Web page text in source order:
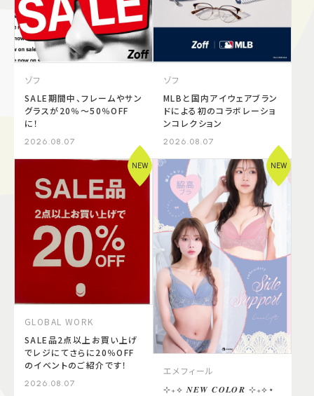
アクセス＆駐車場
よくあるご質問
スタッフ募集
プライバシーポリシー
ゾフ
SALE期間中、フレームやサン
グラスが20％～50％OFF
に！
2026.08.07
ゾフ
MLBと国内アイウェアブラン
ドによる初のコラボレーショ
ンコレクション
2026.08.07
NEW
GLOBAL WORK
SALE品2点以上お買い上げ
でレジにてさらに20％OFF
のイベントのご紹介です！
2026.08.07
NEW
エメフィール
⊹₊⟡ 𝑵𝑬𝑾 𝑪𝑶𝑳𝑶𝑹 ⊹₊⟡⋆